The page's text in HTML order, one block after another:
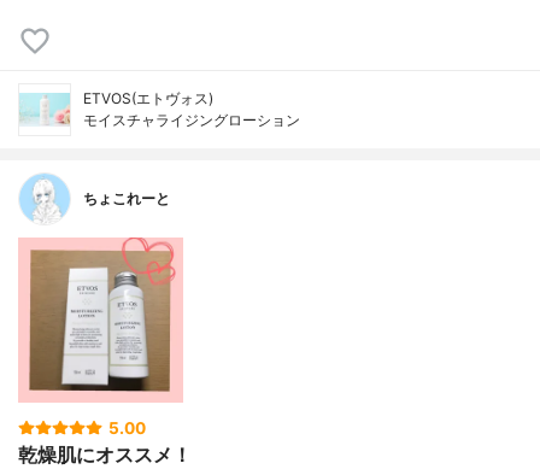
ETVOS(エトヴォス)
モイスチャライジングローション
ちょこれーと
5.00
乾燥肌にオススメ！